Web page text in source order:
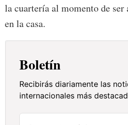
la cuartería al momento de ser
en la casa.
Boletín
Recibirás diariamente las
internacionales más